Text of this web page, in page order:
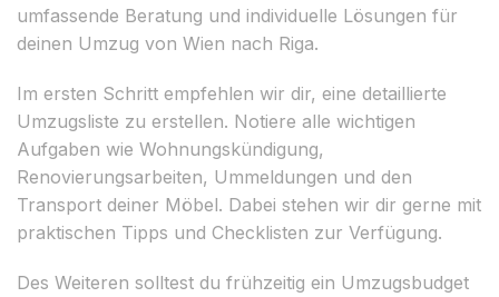
umfassende Beratung und individuelle Lösungen für
deinen Umzug von Wien nach Riga.
Im ersten Schritt empfehlen wir dir, eine detaillierte
Umzugsliste zu erstellen. Notiere alle wichtigen
Aufgaben wie Wohnungskündigung,
Renovierungsarbeiten, Ummeldungen und den
Transport deiner Möbel. Dabei stehen wir dir gerne mit
praktischen Tipps und Checklisten zur Verfügung.
Des Weiteren solltest du frühzeitig ein Umzugsbudget